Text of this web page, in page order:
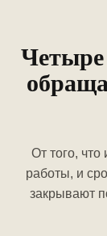
От того, что
работы, и
закрывают